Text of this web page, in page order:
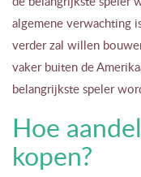
algemene verwachting
verder zal willen
vaker buiten de
belangrijkste speler
Hoe
kopen?